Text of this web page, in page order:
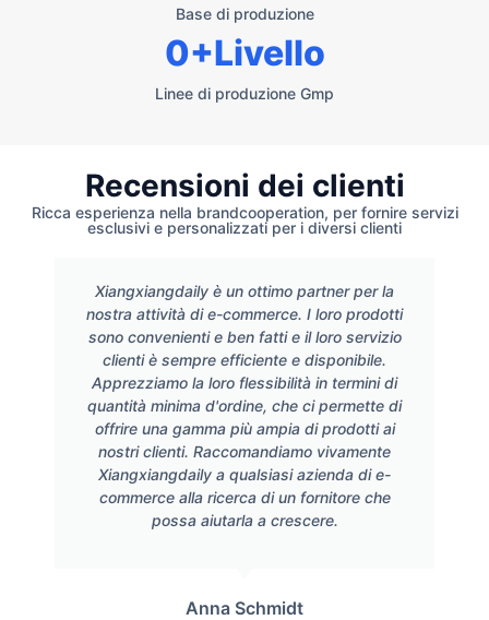
Base di produzione
Linee di produzione Gmp
0+Livello
Recensioni dei clienti
Ricca esperienza nella brandcooperation, per fornire servizi
esclusivi e personalizzati per i diversi clienti
Xiangxiangdaily è un ottimo partner per la
nostra attività di e-commerce. I loro prodotti
sono convenienti e ben fatti e il loro servizio
clienti è sempre efficiente e disponibile.
Apprezziamo la loro flessibilità in termini di
quantità minima d'ordine, che ci permette di
offrire una gamma più ampia di prodotti ai
nostri clienti. Raccomandiamo vivamente
Xiangxiangdaily a qualsiasi azienda di e-
commerce alla ricerca di un fornitore che
possa aiutarla a crescere.
Anna Schmidt